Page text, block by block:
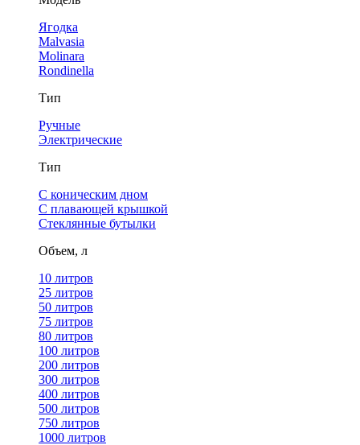
Ягодка
Malvasia
Molinara
Rondinella
Тип
Ручные
Электрические
Тип
С коническим дном
С плавающей крышкой
Стеклянные бутылки
Объем, л
10 литров
25 литров
50 литров
75 литров
80 литров
100 литров
200 литров
300 литров
400 литров
500 литров
750 литров
1000 литров